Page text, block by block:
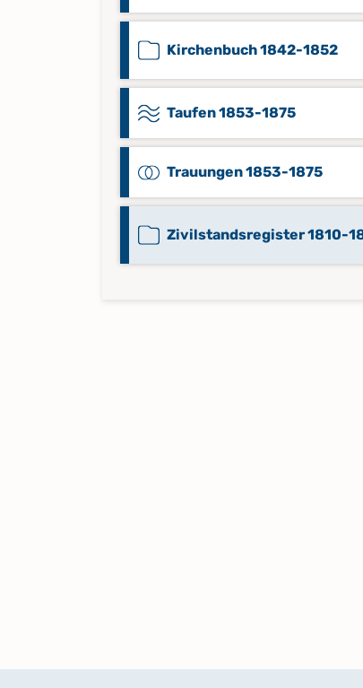
Kirchenbuch 1842-1852
Taufen 1853-1875
Trauungen 1853-1875
Zivilstandsregister 1810-